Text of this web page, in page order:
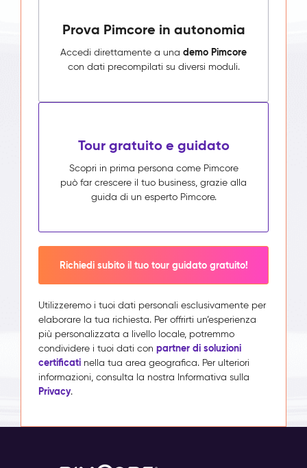
Prova Pimcore in autonomia
Accedi direttamente a una demo Pimcore
con dati precompilati su diversi moduli.
Tour gratuito e guidato
Scopri in prima persona come Pimcore
può far crescere il tuo business, grazie alla
guida di un esperto Pimcore.
Richiedi subito il tuo tour guidato gratuito!
Utilizzeremo i tuoi dati personali esclusivamente per
elaborare la tua richiesta. Per offrirti un’esperienza
più personalizzata a livello locale, potremmo
condividere i tuoi dati con partner di soluzioni
certificati nella tua area geografica. Per ulteriori
informazioni, consulta la nostra Informativa sulla
Privacy.